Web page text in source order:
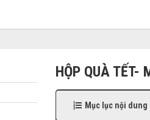
HỘP QUÀ TẾT-
Mục lục nội dung